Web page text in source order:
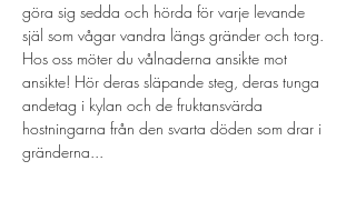
göra sig sedda och hörda för varje levande
själ som vågar vandra längs gränder och torg.
Hos oss möter du vålnaderna ansikte mot
ansikte! Hör deras släpande steg, deras tunga
andetag i kylan och de fruktansvärda
hostningarna från den svarta döden som drar i
gränderna...